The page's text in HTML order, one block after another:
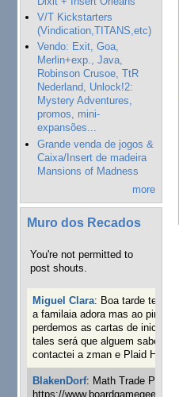
V/T Kickstarters
(Vindication,TITANS,etc)
Vendo: Exit, Goa,
Merlin+exp., Java,
Robinson Crusoe, TtR
Nederland, Unlock!2:
Mystery Adventures,
promos, mini-
expansões...
Grande venda de jogos &
Caixa/Insert de madeira
Mansions of Madness
more
Muro dos Recados
You're not permitted to
post shouts.
Miguel Clara: Boa tarde tenho
a familaia adora mas ao
perdemos as cartas de
tales será que alguem sabe
contactei a zman e Plaid Hat e
BlakenDorf: Math Trade
https://